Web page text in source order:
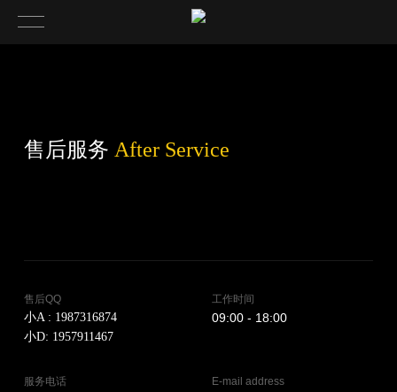
售后服务 After Service
​售后QQ
小A : 1987316874
小D: 1957911467
​工作时间
​09:00 - 18:00
​服务电话 ​E-mail address